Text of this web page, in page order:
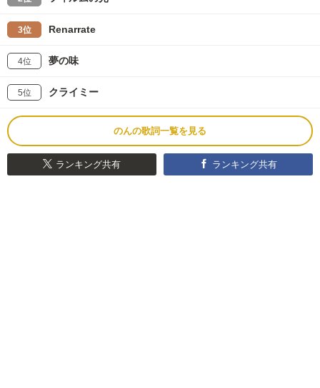
3位 Renarrate
4位 夢の味
5位 クライミー
のんの歌詞一覧を見る
ランキング共有 ランキング共有